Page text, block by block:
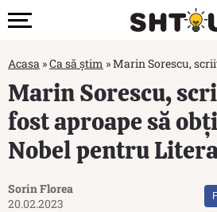
Acasa »Ca să știm »Marin Sorescu,
Marin Sorescu,
fost aproape să
Nobel pentru
Sorin Florea
20.02.2023